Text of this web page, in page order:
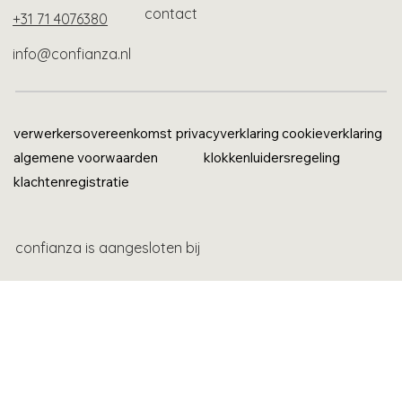
+31 71 4076380
info@confianza.nl
contact
verwerkersovereenkomst privacyverklaring cookieverklaring
algemene voorwaarden
klokkenluidersregeling
klachtenregistratie
confianza is aangesloten bij